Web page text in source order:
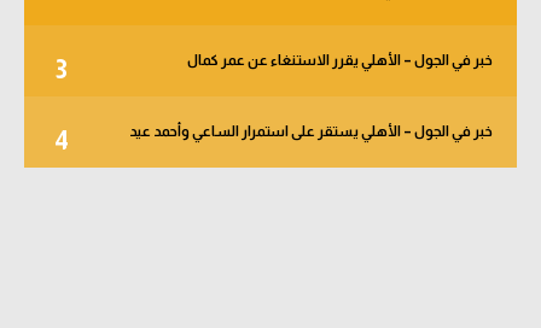
3 خبر في الجول – الأهلي يقرر الاستنغاء عن عمر كمال
4 خبر في الجول – الأهلي يستقر على استمرار الساعي وأحمد عيد